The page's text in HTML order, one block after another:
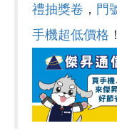
禮抽獎卷 ， 門
手機超低價格